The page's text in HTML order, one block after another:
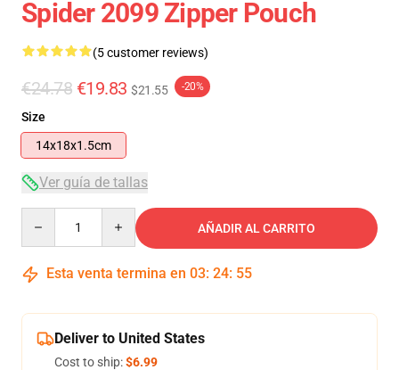
Spider 2099 Zipper Pouch
(5 customer reviews)
€24.78 €19.83 $21.55 -20%
Size
14x18x1.5cm
Ver guía de tallas
AÑADIR AL CARRITO
Esta venta termina en 03: 24: 54
Deliver to United States
Cost to ship:$6.99